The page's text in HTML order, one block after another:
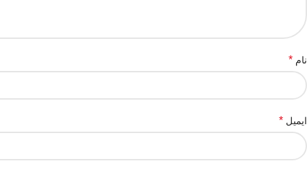
نام *
ایمیل *